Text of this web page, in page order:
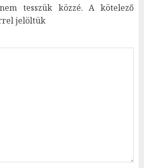
tesszük közzé. A kötelező
jelöltük